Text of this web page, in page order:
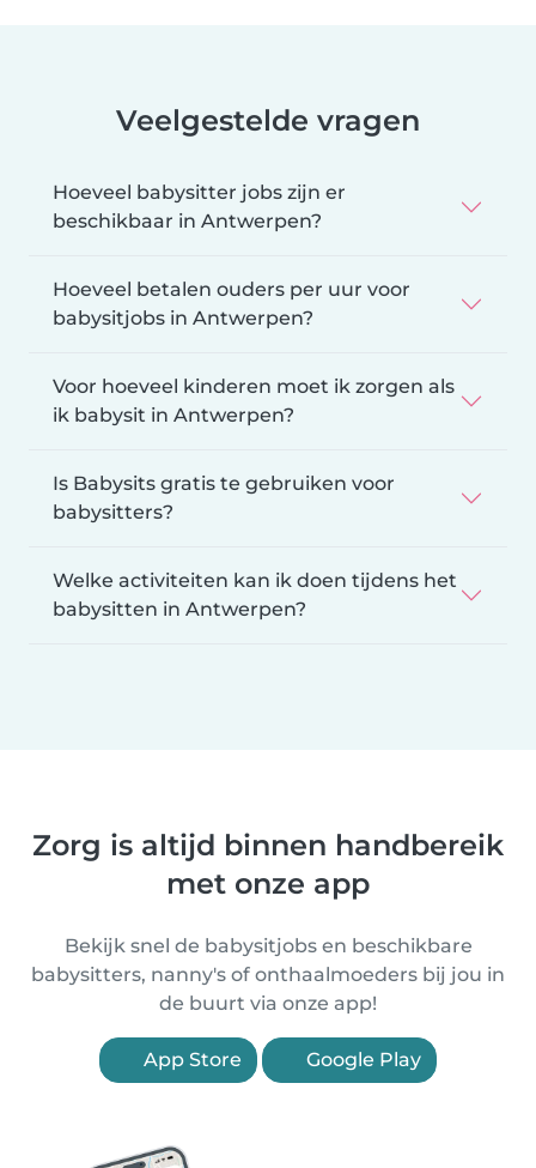
Veelgestelde vragen
Hoeveel babysitter jobs zijn er
beschikbaar in Antwerpen?
Hoeveel betalen ouders per uur voor
babysitjobs in Antwerpen?
Voor hoeveel kinderen moet ik zorgen als
ik babysit in Antwerpen?
Is Babysits gratis te gebruiken voor
babysitters?
Welke activiteiten kan ik doen tijdens het
babysitten in Antwerpen?
Zorg is altijd binnen handbereik
met onze app
Bekijk snel de babysitjobs en beschikbare
babysitters, nanny's of onthaalmoeders bij jou in
de buurt via onze app!
App Store Google Play